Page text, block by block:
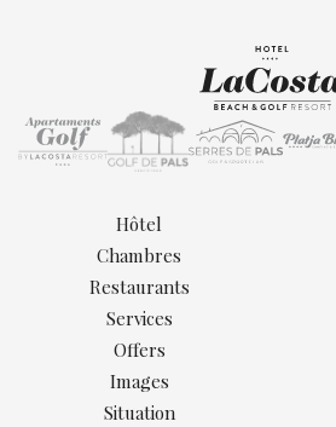
Hôtel
Chambres
Restaurants
Services
Offers
Images
Situation